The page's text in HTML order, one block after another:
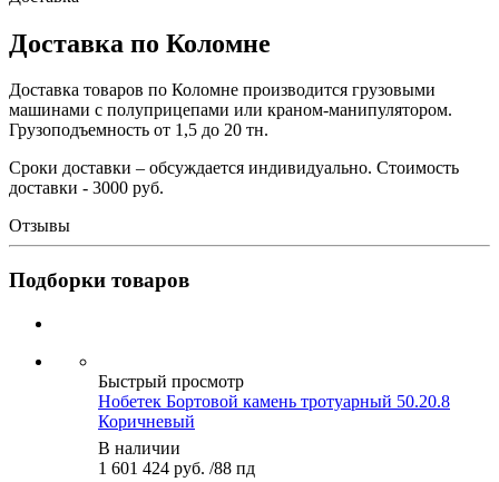
Доставка по Коломне
Доставка товаров по Коломне производится грузовыми
машинами с полуприцепами или краном-манипулятором.
Грузоподъемность от 1,5 до 20 тн.
Сроки доставки – обсуждается индивидуально. Стоимость
доставки - 3000 руб.
Отзывы
Подборки товаров
Быстрый просмотр
Нобетек Бортовой камень тротуарный 50.20.8
Коричневый
В наличии
1 601 424 руб. /88 пд